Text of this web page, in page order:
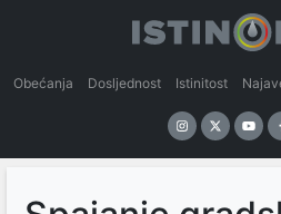
Obećanja Dosljednost Istinitost